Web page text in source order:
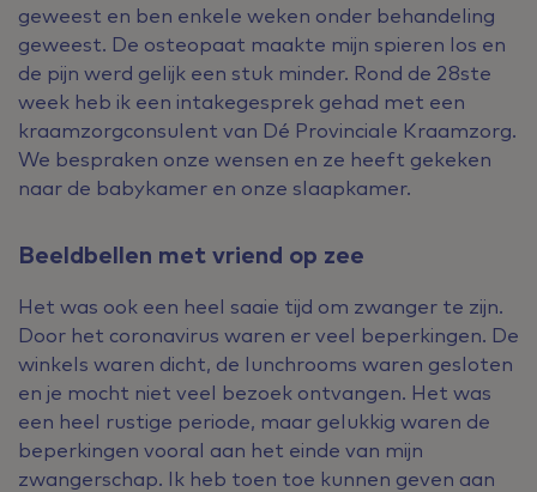
geweest en ben enkele weken onder behandeling
geweest. De osteopaat maakte mijn spieren los en
de pijn werd gelijk een stuk minder. Rond de 28ste
week heb ik een intakegesprek gehad met een
kraamzorgconsulent van Dé Provinciale Kraamzorg.
We bespraken onze wensen en ze heeft gekeken
naar de babykamer en onze slaapkamer.
Beeldbellen met vriend op zee
Het was ook een heel saaie tijd om zwanger te zijn.
Door het coronavirus waren er veel beperkingen. De
winkels waren dicht, de lunchrooms waren gesloten
en je mocht niet veel bezoek ontvangen. Het was
een heel rustige periode, maar gelukkig waren de
beperkingen vooral aan het einde van mijn
zwangerschap. Ik heb toen toe kunnen geven aan